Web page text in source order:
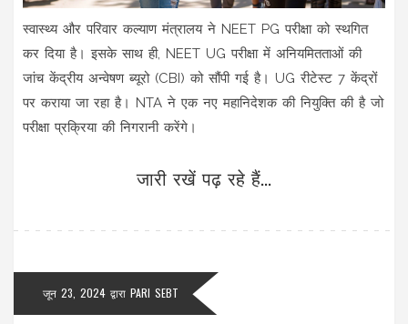
स्वास्थ्य और परिवार कल्याण मंत्रालय ने NEET PG परीक्षा को स्थगित
कर दिया है। इसके साथ ही, NEET UG परीक्षा में अनियमितताओं की
जांच केंद्रीय अन्वेषण ब्यूरो (CBI) को सौंपी गई है। UG रीटेस्ट 7 केंद्रों
पर कराया जा रहा है। NTA ने एक नए महानिदेशक की नियुक्ति की है जो
परीक्षा प्रक्रिया की निगरानी करेंगे।
जारी रखें पढ़ रहे हैं...
जून 23, 2024 द्वारा PARI SEBT